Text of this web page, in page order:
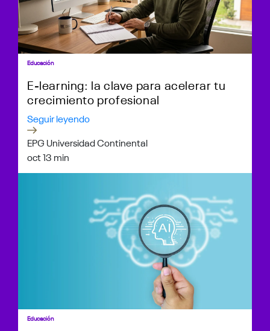
Educación
E-learning: la clave para acelerar tu
crecimiento profesional
Seguir leyendo
EPG Universidad Continental
oct 13 min
Educación